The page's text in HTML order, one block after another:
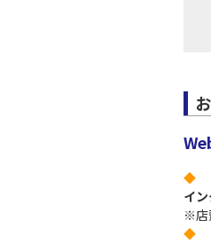
◆
イ
※店
◆